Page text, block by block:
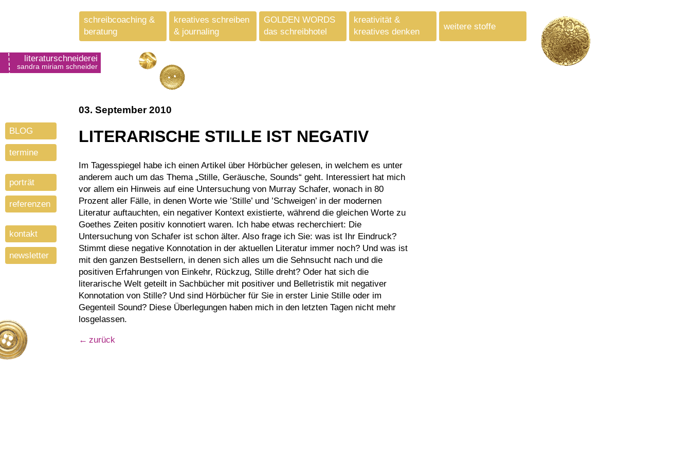
literaturschneiderei
sandra miriam schneider
schreibcoaching &
beratung
kreatives schreiben
& journaling
GOLDEN WORDS
das schreibhotel
kreativität &
kreatives denken
weitere stoffe
03. September 2010
LITERARISCHE STILLE IST NEGATIV
Im Tagesspiegel habe ich einen Artikel über Hörbücher gelesen, in welchem es unter
anderem auch um das Thema „Stille, Geräusche, Sounds“ geht. Interessiert hat mich
vor allem ein Hinweis auf eine Untersuchung von Murray Schafer, wonach in 80
Prozent aller Fälle, in denen Worte wie ’Stille’ und ’Schweigen’ in der modernen
Literatur auftauchten, ein negativer Kontext existierte, während die gleichen Worte zu
Goethes Zeiten positiv konnotiert waren. Ich habe etwas recherchiert: Die
Untersuchung von Schafer ist schon älter. Also frage ich Sie: was ist Ihr Eindruck?
Stimmt diese negative Konnotation in der aktuellen Literatur immer noch? Und was ist
mit den ganzen Bestsellern, in denen sich alles um die Sehnsucht nach und die
positiven Erfahrungen von Einkehr, Rückzug, Stille dreht? Oder hat sich die
literarische Welt geteilt in Sachbücher mit positiver und Belletristik mit negativer
Konnotation von Stille? Und sind Hörbücher für Sie in erster Linie Stille oder im
Gegenteil Sound? Diese Überlegungen haben mich in den letzten Tagen nicht mehr
losgelassen.
zurück
BLOG
termine
porträt
referenzen
kontakt
newsletter